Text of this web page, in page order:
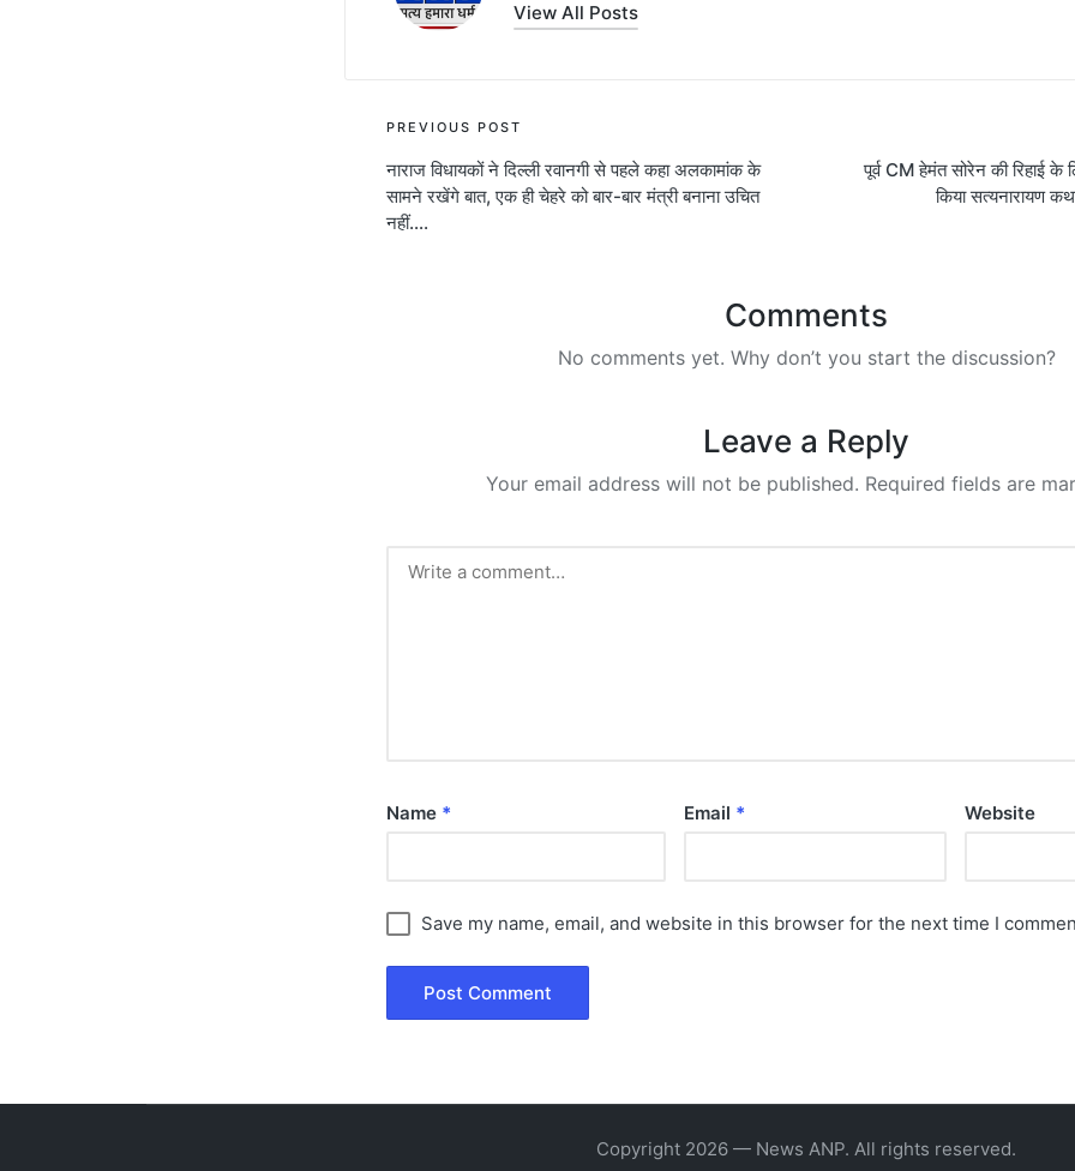
View All Posts
Post
navigation
PREVIOUS POST
नाराज विधायकों ने दिल्ली रवानगी से पहले कहा अलकामांक के
सामने रखेंगे बात, एक ही चेहरे को बार-बार मंत्री बनाना उचित
नहीं….
पूर्व CM हेमंत सोरेन की रिहाई के
किया सत्यनारायण
Comments
No comments yet. Why don’t you start the discussion?
Leave a Reply
Your email address will not be published. Required fields are
Name * Email * Website
Save my name, email, and website in this browser for the next time I
Copyright 2026 — News ANP. All rights reserved.